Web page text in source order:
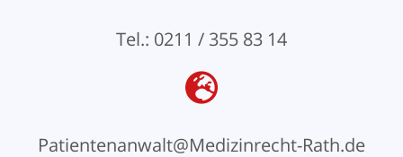
Tel.: 0211 / 355 83 14
Patientenanwalt@Medizinrecht-Rath.de